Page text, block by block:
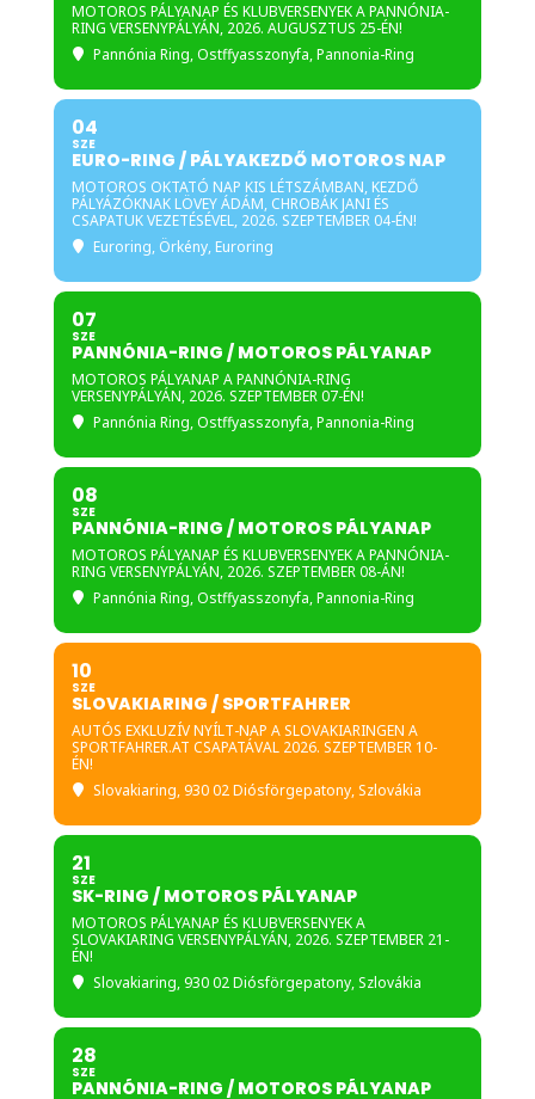
MOTOROS PÁLYANAP ÉS KLUBVERSENYEK A PANNÓNIA-
RING VERSENYPÁLYÁN, 2026. AUGUSZTUS 25-ÉN!
Pannónia Ring, Ostffyasszonyfa, Pannonia-Ring
04
SZE
EURO-RING / PÁLYAKEZDŐ MOTOROS NAP
MOTOROS OKTATÓ NAP KIS LÉTSZÁMBAN, KEZDŐ
PÁLYÁZÓKNAK LÖVEY ÁDÁM, CHROBÁK JANI ÉS
CSAPATUK VEZETÉSÉVEL, 2026. SZEPTEMBER 04-ÉN!
Euroring, Örkény, Euroring
07
SZE
PANNÓNIA-RING / MOTOROS PÁLYANAP
MOTOROS PÁLYANAP A PANNÓNIA-RING
VERSENYPÁLYÁN, 2026. SZEPTEMBER 07-ÉN!
Pannónia Ring, Ostffyasszonyfa, Pannonia-Ring
08
SZE
PANNÓNIA-RING / MOTOROS PÁLYANAP
MOTOROS PÁLYANAP ÉS KLUBVERSENYEK A PANNÓNIA-
RING VERSENYPÁLYÁN, 2026. SZEPTEMBER 08-ÁN!
Pannónia Ring, Ostffyasszonyfa, Pannonia-Ring
10
SZE
SLOVAKIARING / SPORTFAHRER
AUTÓS EXKLUZÍV NYÍLT-NAP A SLOVAKIARINGEN A
SPORTFAHRER.AT CSAPATÁVAL 2026. SZEPTEMBER 10-
ÉN!
Slovakiaring, 930 02 Diósförgepatony, Szlovákia
21
SZE
SK-RING / MOTOROS PÁLYANAP
MOTOROS PÁLYANAP ÉS KLUBVERSENYEK A
SLOVAKIARING VERSENYPÁLYÁN, 2026. SZEPTEMBER 21-
ÉN!
Slovakiaring, 930 02 Diósförgepatony, Szlovákia
28
SZE
PANNÓNIA-RING / MOTOROS PÁLYANAP